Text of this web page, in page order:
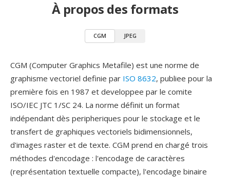
À propos des formats
CGM JPEG
CGM (Computer Graphics Metafile) est une norme de
graphisme vectoriel definie par ISO 8632, publiee pour la
première fois en 1987 et developpee par le comite
ISO/IEC JTC 1/SC 24. La norme définit un format
indépendant dès peripheriques pour le stockage et le
transfert de graphiques vectoriels bidimensionnels,
d'images raster et de texte. CGM prend en chargé trois
méthodes d'encodage : l'encodage de caractères
(représentation textuelle compacte), l'encodage binaire